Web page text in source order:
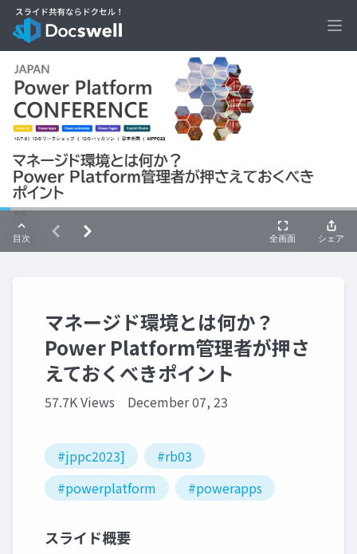
マネージド環境とは何か？
Power Platform管理者が押さ
えておくべきポイント
57.7K Views December 07, 23
#jppc2023]
#rb03
#powerplatform
#powerapps
スライド概要